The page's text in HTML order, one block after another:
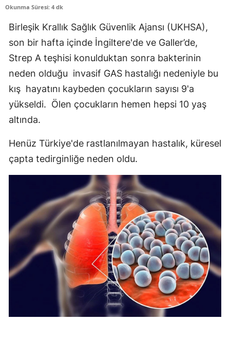
Eskişehir
Gaziantep
Giresun
Gümüşhane
Hatay
İstanbul
İzmir
Kars
Kastamonu
Kayseri
Kırklareli
Okunma Süresi: 4 dk
Birleşik Krallık Sağlık Güvenlik Ajansı (UKHSA),
son bir hafta içinde İngiltere'de ve Galler’de,
Strep A teşhisi konulduktan sonra bakterinin
neden olduğu invasif GAS hastalığı nedeniyle bu
kış hayatını kaybeden çocukların sayısı 9'a
yükseldi. Ölen çocukların hemen hepsi 10 yaş
altında.
Henüz Türkiye'de rastlanılmayan hastalık, küresel
çapta tedirginliğe neden oldu.